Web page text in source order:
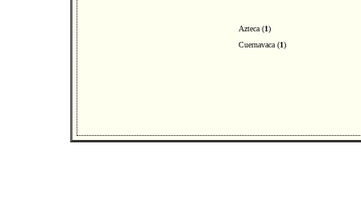
Azteca(1)
Cuernavaca(1)